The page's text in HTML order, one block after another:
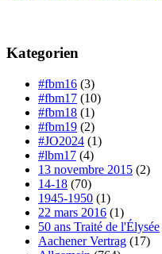
Kategorien
#fbm16 (3)
#fbm17 (10)
#fbm18 (1)
#fbm19 (2)
#JO2024 (1)
#lbm17 (4)
13 novembre 2015 (2)
14-18 (70)
1945-1950 (1)
22 mars 2016 (1)
50 ans Traité de l'Élysée
Aachener Vertrag (17)